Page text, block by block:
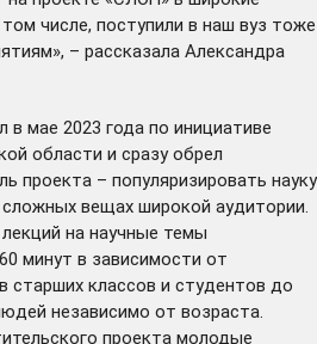
числе, поступили в наш вуз тоже
– рассказала Александра
мае 2023 года по инициативе
области и сразу обрел
проекта – популяризировать науку
вещах широкой аудитории.
на научные темы
минут в зависимости от
старших классов и студентов до
независимо от возраста.
проекта молодые